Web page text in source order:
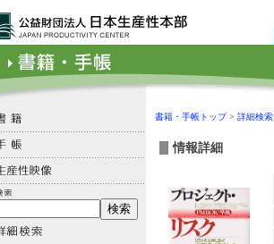
書籍・手帳トップ> 詳細検索
情報詳細